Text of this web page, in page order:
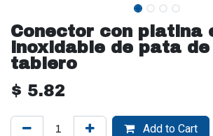
Conector con platina
inoxidable de pata
tablero
$ 5.82
Add to Cart